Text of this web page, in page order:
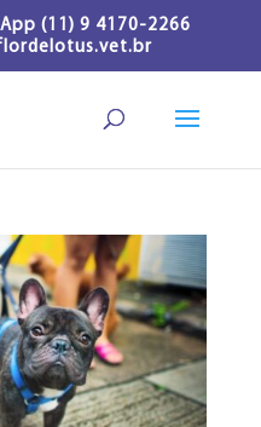
(11) 9 4170-2266